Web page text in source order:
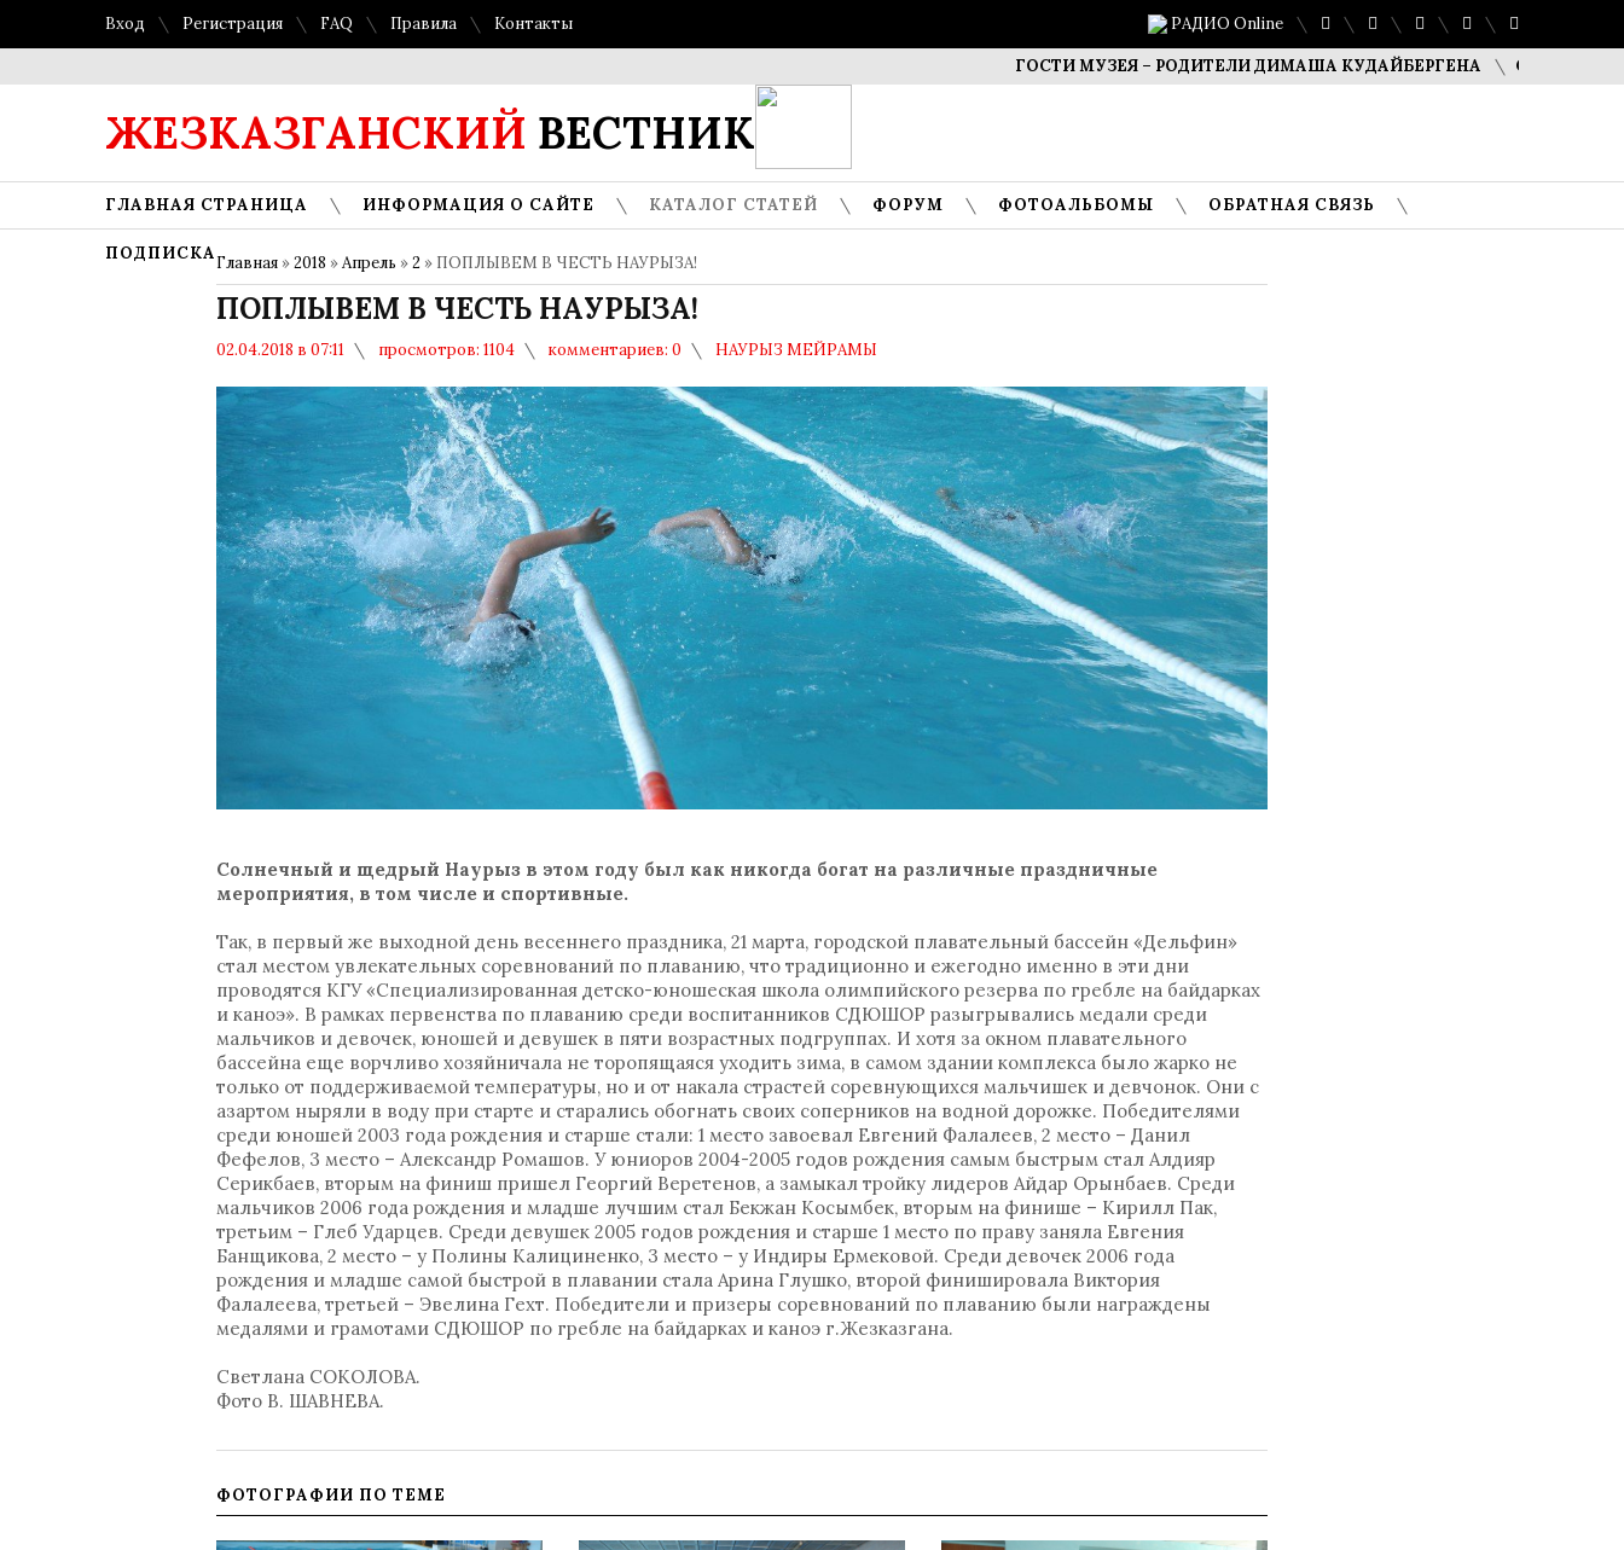
Вход Регистрация FAQ Правила Контакты РАДИО Online
ГОСТИ МУЗЕЯ – РОДИТЕЛИ ДИМАША КУДАЙБЕРГЕНА САФУАН
ЖЕЗКАЗГАНСКИЙ ВЕСТНИК
ГЛАВНАЯ СТРАНИЦА ИНФОРМАЦИЯ О САЙТЕ КАТАЛОГ СТАТЕЙ ФОРУМ ФОТОАЛЬБОМЫ ОБРАТНАЯ СВЯЗЬ
ПОДПИСКАГлавная »2018 »Апрель »2 » ПОПЛЫВЕМ В ЧЕСТЬ НАУРЫЗА!
ПОПЛЫВЕМ В ЧЕСТЬ НАУРЫЗА!
02.04.2018 в 07:11 просмотров: 1104 комментариев: 0 НАУРЫЗ МЕЙРАМЫ
Солнечный и щедрый Наурыз в этом году был как никогда богат на различные праздничные
мероприятия, в том числе и спортивные.
Так, в первый же выходной день весеннего праздника, 21 марта, городской плавательный бассейн «Дельфин»
стал местом увлекательных соревнований по плаванию, что традиционно и ежегодно именно в эти дни
проводятся КГУ «Специализированная детско-юношеская школа олимпийского резерва по гребле на байдарках
и каноэ». В рамках первенства по плаванию среди воспитанников СДЮШОР разыгрывались медали среди
мальчиков и девочек, юношей и девушек в пяти возрастных подгруппах. И хотя за окном плавательного
бассейна еще ворчливо хозяйничала не торопящаяся уходить зима, в самом здании комплекса было жарко не
только от поддерживаемой температуры, но и от накала страстей соревнующихся мальчишек и девчонок. Они с
азартом ныряли в воду при старте и старались обогнать своих соперников на водной дорожке. Победителями
среди юношей 2003 года рождения и старше стали: 1 место завоевал Евгений Фалалеев, 2 место – Данил
Фефелов, 3 место – Александр Ромашов. У юниоров 2004-2005 годов рождения самым быстрым стал Алдияр
Серикбаев, вторым на финиш пришел Георгий Веретенов, а замыкал тройку лидеров Айдар Орынбаев. Среди
мальчиков 2006 года рождения и младше лучшим стал Бекжан Косымбек, вторым на финише – Кирилл Пак,
третьим – Глеб Ударцев. Среди девушек 2005 годов рождения и старше 1 место по праву заняла Евгения
Банщикова, 2 место – у Полины Калициненко, 3 место – у Индиры Ермековой. Среди девочек 2006 года
рождения и младше самой быстрой в плавании стала Арина Глушко, второй финишировала Виктория
Фалалеева, третьей – Эвелина Гехт. Победители и призеры соревнований по плаванию были награждены
медалями и грамотами СДЮШОР по гребле на байдарках и каноэ г.Жезказгана.
Светлана СОКОЛОВА.
Фото В. ШАВНЕВА.
ФОТОГРАФИИ ПО ТЕМЕ